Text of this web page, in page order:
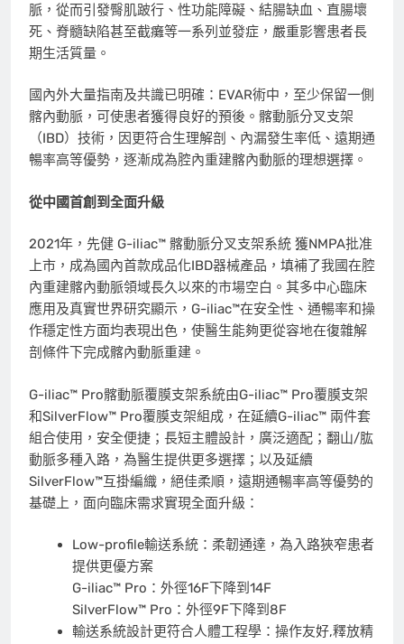
脈，從而引發臀肌跛行、性功能障礙、結腸缺血、直腸壞
死、脊髓缺陷甚至截癱等一系列並發症，嚴重影響患者長
期生活質量。
國內外大量指南及共識已明確：EVAR術中，至少保留一側
髂內動脈，可使患者獲得良好的預後。髂動脈分叉支架
（IBD）技術，因更符合生理解剖、內漏發生率低、遠期通
暢率高等優勢，逐漸成為腔內重建髂內動脈的理想選擇。
從中國首創到全面升級
2021年，先健 G-iliac™ 髂動脈分叉支架系統 獲NMPA批准
上市，成為國內首款成品化IBD器械產品，填補了我國在腔
內重建髂內動脈領域長久以來的市場空白。其多中心臨床
應用及真實世界研究顯示，G-iliac™在安全性、通暢率和操
作穩定性方面均表現出色，使醫生能夠更從容地在復雜解
剖條件下完成髂內動脈重建。
G-iliac™ Pro髂動脈覆膜支架系統由G-iliac™ Pro覆膜支架
和SilverFlow™ Pro覆膜支架組成，在延續G-iliac™ 兩件套
組合使用，安全便捷；長短主體設計，廣泛適配；翻山/肱
動脈多種入路，為醫生提供更多選擇；以及延續
SilverFlow™互掛編織，絕佳柔順，遠期通暢率高等優勢的
基礎上，面向臨床需求實現全面升級：
Low-profile輸送系統：柔韌通達，為入路狹窄患者
提供更優方案
G-iliac™ Pro：外徑16F下降到14F
SilverFlow™ Pro：外徑9F下降到8F
輸送系統設計更符合人體工程學：操作友好,釋放精